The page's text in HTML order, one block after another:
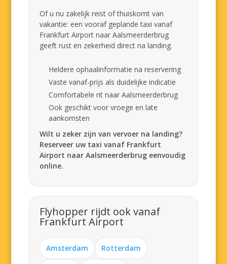
Of u nu zakelijk reist of thuiskomt van
vakantie: een vooraf geplande taxi vanaf
Frankfurt Airport naar Aalsmeerderbrug
geeft rust en zekerheid direct na landing.
Heldere ophaalinformatie na reservering
Vaste vanaf-prijs als duidelijke indicatie
Comfortabele rit naar Aalsmeerderbrug
Ook geschikt voor vroege en late
aankomsten
Wilt u zeker zijn van vervoer na landing?
Reserveer uw taxi vanaf Frankfurt
Airport naar Aalsmeerderbrug eenvoudig
online.
Flyhopper rijdt ook vanaf
Frankfurt Airport
Amsterdam Rotterdam